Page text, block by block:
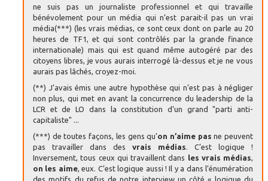
ne suis pas un journaliste professionnel et qui travaille
bénévolement pour un média qui n’est parait-il pas un vrai
média(***) (les vrais médias, ce sont ceux dont on parle au 20
heures de TF1, et qui sont contrôlés par la grande finance
internationale) mais qui est quand même autogéré par des
citoyens libres, je vous aurais interrogé là-dessus et je ne vous
aurais pas lâchés, croyez-moi.
(**) J’avais émis une autre hypothèse qui n’est pas à négliger
non plus, qui met en avant la concurrence du leadership de la
LCR et de LO dans la constitution d’un grand "parti anti-
capitaliste" ...
(***) de toutes façons, les gens qu’on n’aime pas ne peuvent
pas travailler dans des vrais médias. C’est logique !
Inversement, tous ceux qui travaillent dans
les vrais médias,
on les aime, eux. C’est logique aussi ! Il y a dans l’énumération
des motifs du refus de notre interview un côté « logique du